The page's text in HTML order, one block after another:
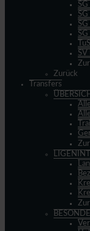
SV
Zurück
Transfers